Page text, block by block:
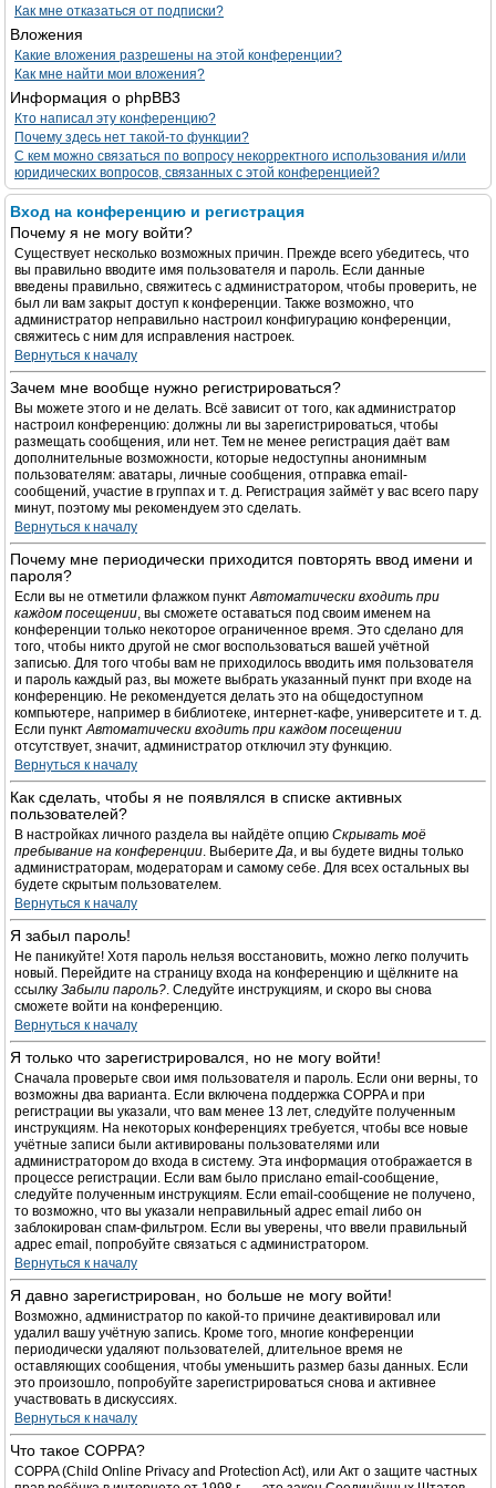
Как мне отказаться от подписки?
Вложения
Какие вложения разрешены на этой конференции?
Как мне найти мои вложения?
Информация о phpBB3
Кто написал эту конференцию?
Почему здесь нет такой-то функции?
С кем можно связаться по вопросу некорректного использования и/или
юридических вопросов, связанных с этой конференцией?
Вход на конференцию и регистрация
Почему я не могу войти?
Существует несколько возможных причин. Прежде всего убедитесь, что
вы правильно вводите имя пользователя и пароль. Если данные
введены правильно, свяжитесь с администратором, чтобы проверить, не
был ли вам закрыт доступ к конференции. Также возможно, что
администратор неправильно настроил конфигурацию конференции,
свяжитесь с ним для исправления настроек.
Вернуться к началу
Зачем мне вообще нужно регистрироваться?
Вы можете этого и не делать. Всё зависит от того, как администратор
настроил конференцию: должны ли вы зарегистрироваться, чтобы
размещать сообщения, или нет. Тем не менее регистрация даёт вам
дополнительные возможности, которые недоступны анонимным
пользователям: аватары, личные сообщения, отправка email-
сообщений, участие в группах и т. д. Регистрация займёт у вас всего пару
минут, поэтому мы рекомендуем это сделать.
Вернуться к началу
Почему мне периодически приходится повторять ввод имени и
пароля?
Если вы не отметили флажком пунктАвтоматически входить при
каждом посещении, вы сможете оставаться под своим именем на
конференции только некоторое ограниченное время. Это сделано для
того, чтобы никто другой не смог воспользоваться вашей учётной
записью. Для того чтобы вам не приходилось вводить имя пользователя
и пароль каждый раз, вы можете выбрать указанный пункт при входе на
конференцию. Не рекомендуется делать это на общедоступном
компьютере, например в библиотеке, интернет-кафе, университете и т. д.
Если пунктАвтоматически входить при каждом посещении
отсутствует, значит, администратор отключил эту функцию.
Вернуться к началу
Как сделать, чтобы я не появлялся в списке активных
пользователей?
В настройках личного раздела вы найдёте опцию Скрывать моё
пребывание на конференции. ВыберитеДа, и вы будете видны только
администраторам, модераторам и самому себе. Для всех остальных вы
будете скрытым пользователем.
Вернуться к началу
Я забыл пароль!
Не паникуйте! Хотя пароль нельзя восстановить, можно легко получить
новый. Перейдите на страницу входа на конференцию и щёлкните на
ссылку Забыли пароль?. Следуйте инструкциям, и скоро вы снова
сможете войти на конференцию.
Вернуться к началу
Я только что зарегистрировался, но не могу войти!
Сначала проверьте свои имя пользователя и пароль. Если они верны, то
возможны два варианта. Если включена поддержка COPPA и при
регистрации вы указали, что вам менее 13 лет, следуйте полученным
инструкциям. На некоторых конференциях требуется, чтобы все новые
учётные записи были активированы пользователями или
администратором до входа в систему. Эта информация отображается в
процессе регистрации. Если вам было прислано email-сообщение,
следуйте полученным инструкциям. Если email-сообщение не получено,
то возможно, что вы указали неправильный адрес email либо он
заблокирован спам-фильтром. Если вы уверены, что ввели правильный
адрес email, попробуйте связаться с администратором.
Вернуться к началу
Я давно зарегистрирован, но больше не могу войти!
Возможно, администратор по какой-то причине деактивировал или
удалил вашу учётную запись. Кроме того, многие конференции
периодически удаляют пользователей, длительное время не
оставляющих сообщения, чтобы уменьшить размер базы данных. Если
это произошло, попробуйте зарегистрироваться снова и активнее
участвовать в дискуссиях.
Вернуться к началу
Что такое COPPA?
COPPA (Child Online Privacy and Protection Act), или Акт о защите частных